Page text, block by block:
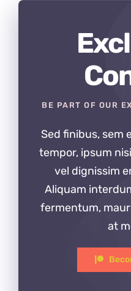
BE PART OF OUR
Sed finibus,
tempor, ipsum
vel dignissim
Aliquam
fermentum,
at